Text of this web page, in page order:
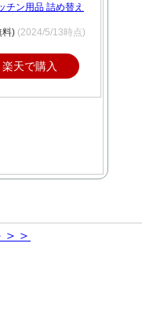
チン用品 詰め替え
料) (2024/5/13時点)
楽天で購入
＞